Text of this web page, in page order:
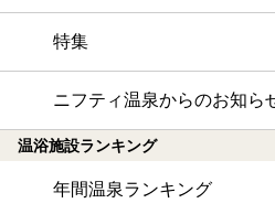
特集
ニフティ温泉からのお知ら
温浴施設ランキング
年間温泉ランキング